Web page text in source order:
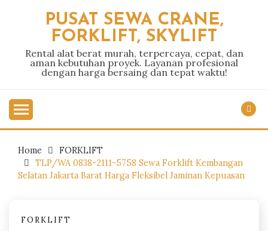
PUSAT SEWA CRANE,
FORKLIFT, SKYLIFT
Rental alat berat murah, terpercaya, cepat, dan
aman kebutuhan proyek. Layanan profesional
dengan harga bersaing dan tepat waktu!
Home
FORKLIFT
TLP/WA 0838-2111-5758 Sewa Forklift Kembangan
Selatan Jakarta Barat Harga Fleksibel Jaminan Kepuasan
FORKLIFT